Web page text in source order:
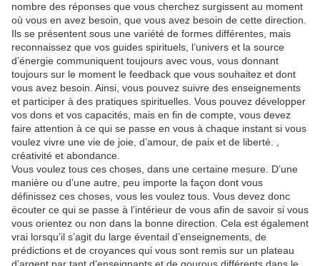
nombre des réponses que vous cherchez surgissent au moment
où vous en avez besoin, que vous avez besoin de cette direction.
Ils se présentent sous une variété de formes différentes, mais
reconnaissez que vos guides spirituels, l’univers et la source
d’énergie communiquent toujours avec vous, vous donnant
toujours sur le moment le feedback que vous souhaitez et dont
vous avez besoin. Ainsi, vous pouvez suivre des enseignements
et participer à des pratiques spirituelles. Vous pouvez développer
vos dons et vos capacités, mais en fin de compte, vous devez
faire attention à ce qui se passe en vous à chaque instant si vous
voulez vivre une vie de joie, d’amour, de paix et de liberté. ,
créativité et abondance.
Vous voulez tous ces choses, dans une certaine mesure. D’une
manière ou d’une autre, peu importe la façon dont vous
définissez ces choses, vous les voulez tous. Vous devez donc
écouter ce qui se passe à l’intérieur de vous afin de savoir si vous
vous orientez ou non dans la bonne direction. Cela est également
vrai lorsqu’il s’agit du large éventail d’enseignements, de
prédictions et de croyances qui vous sont remis sur un plateau